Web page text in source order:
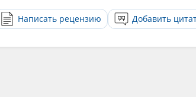
Написать рецензию Добавить